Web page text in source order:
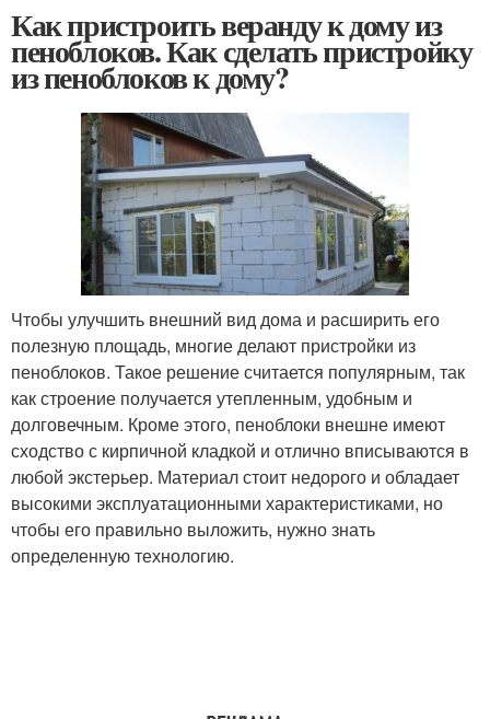
Как пристроить веранду к дому из
пеноблоков. Как сделать пристройку
из пеноблоков к дому?
Чтобы улучшить внешний вид дома и расширить его
полезную площадь, многие делают пристройки из
пеноблоков. Такое решение считается популярным, так
как строение получается утепленным, удобным и
долговечным. Кроме этого, пеноблоки внешне имеют
сходство с кирпичной кладкой и отлично вписываются в
любой экстерьер. Материал стоит недорого и обладает
высокими эксплуатационными характеристиками, но
чтобы его правильно выложить, нужно знать
определенную технологию.